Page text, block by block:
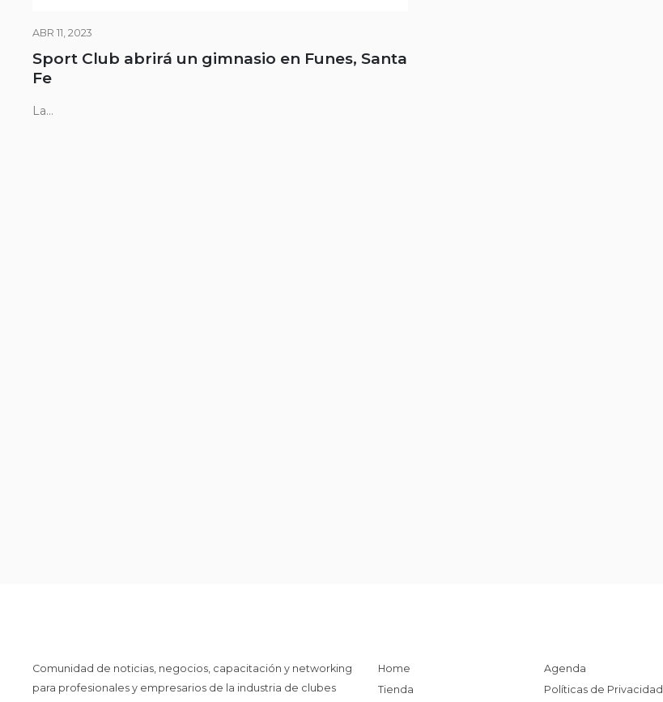
ABR 11, 2023
Sport Club abrirá un gimnasio en Funes, Santa
Fe
La...
Comunidad de noticias, negocios, capacitación y networking
para profesionales y empresarios de la industria de clubes
Home
Tienda
Agenda
Políticas de Privacidad